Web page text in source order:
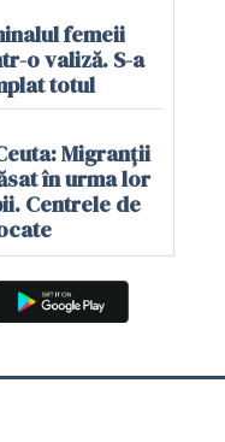
femeii
o valiză. S-a
totul
Migranții
în urma lor
Centrele de